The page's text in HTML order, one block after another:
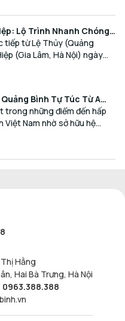
Lộ Trình Nhanh Chóng,
tiếp từ Lệ Thủy (Quảng
(Gia Lâm, Hà Nội) ngày
với các hành khách có
doanh và mua sắm.
Bình Tự Túc Từ A
trong những điểm đến hấp
Việt Nam nhờ sở hữu hệ
bãi biển hoang sơ và
sắc.
Hằng
Hai Bà Trưng, Hà Nội
0963.388.388